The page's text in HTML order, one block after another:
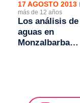
17 AGOSTO 2013
más de 12 años
Los análisis de
aguas en
Monzalbarba